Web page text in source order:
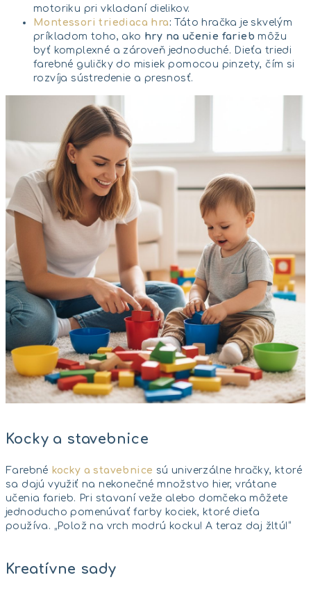
motoriku pri vkladaní dielikov.
Montessori triediaca hra: Táto hračka je skvelým
príkladom toho, ako hry na učenie farieb môžu
byť komplexné a zároveň jednoduché. Dieťa triedi
farebné guličky do misiek pomocou pinzety, čím si
rozvíja sústredenie a presnosť.
Kocky a stavebnice
Farebné kocky a stavebnice sú univerzálne hračky, ktoré
sa dajú využiť na nekonečné množstvo hier, vrátane
učenia farieb. Pri stavaní veže alebo domčeka môžete
jednoducho pomenúvať farby kociek, ktoré dieťa
používa. „Polož na vrch modrú kocku! A teraz daj žltú!“
Kreatívne sady